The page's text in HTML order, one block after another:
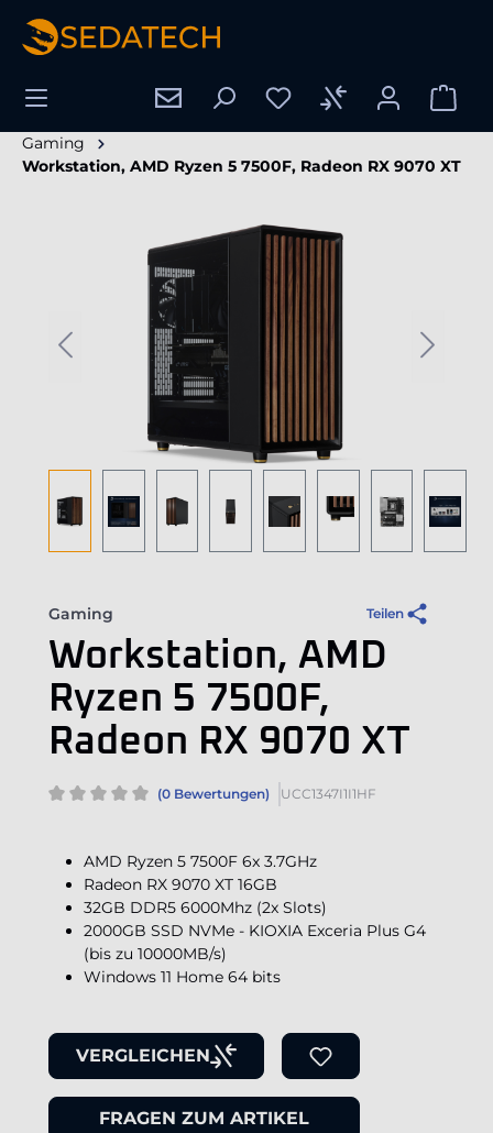
springen
Gaming
Workstation, AMD Ryzen 5 7500F, Radeon RX 9070 XT
Bildergalerie überspringen
Gaming Teilen
Workstation, AMD
Ryzen 5 7500F,
Radeon RX 9070 XT
(0 Bewertungen) UCC1347I1I1HF
AMD Ryzen 5 7500F 6x 3.7GHz
Radeon RX 9070 XT 16GB
32GB DDR5 6000Mhz (2x Slots)
2000GB SSD NVMe - KIOXIA Exceria Plus G4
(bis zu 10000MB/s)
Windows 11 Home 64 bits
VERGLEICHEN
FRAGEN ZUM ARTIKEL